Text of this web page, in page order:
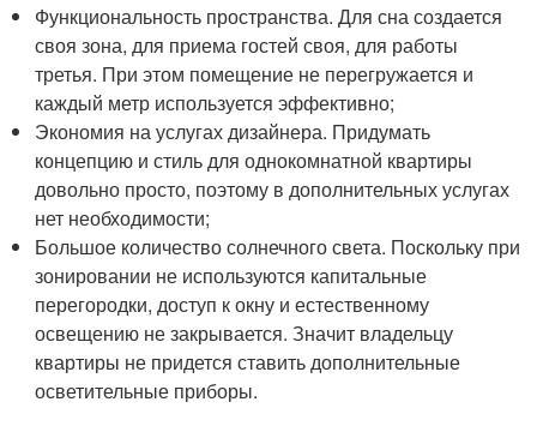
Функциональность пространства. Для сна создается
своя зона, для приема гостей своя, для работы
третья. При этом помещение не перегружается и
каждый метр используется эффективно;
Экономия на услугах дизайнера. Придумать
концепцию и стиль для однокомнатной квартиры
довольно просто, поэтому в дополнительных услугах
нет необходимости;
Большое количество солнечного света. Поскольку при
зонировании не используются капитальные
перегородки, доступ к окну и естественному
освещению не закрывается. Значит владельцу
квартиры не придется ставить дополнительные
осветительные приборы.